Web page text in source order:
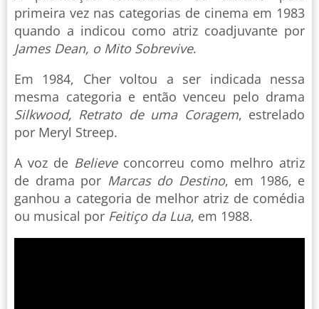
primeira vez nas categorias de cinema em 1983
quando a indicou como atriz coadjuvante por
James Dean, o Mito Sobrevive.
Em 1984, Cher voltou a ser indicada nessa
mesma categoria e então venceu pelo drama
Silkwood, Retrato de uma Coragem, estrelado
por Meryl Streep.
A voz de Believeconcorreu como melhro atriz
de drama por Marcas do Destino, em 1986, e
ganhou a categoria de melhor atriz de comédia
ou musical por Feitiço da Lua, em 1988.